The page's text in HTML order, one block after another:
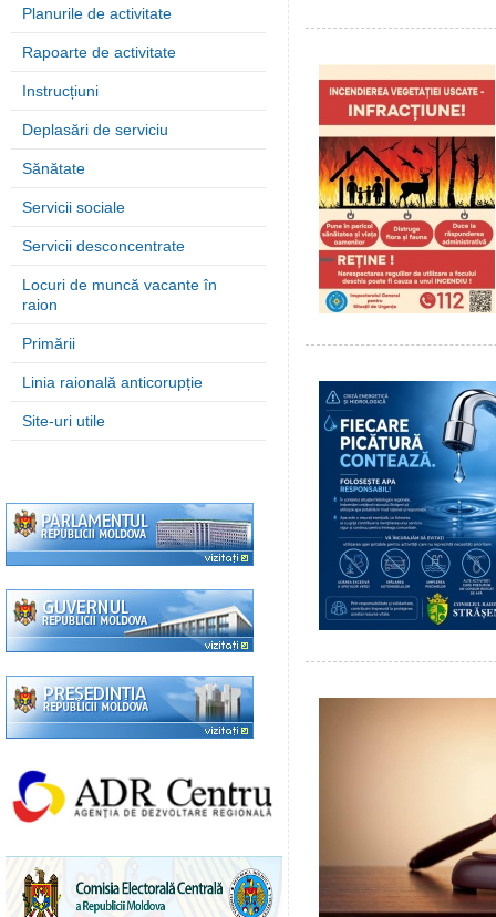
Planurile de activitate
Rapoarte de activitate
Instrucțiuni
Deplasări de serviciu
Sănătate
Servicii sociale
Servicii desconcentrate
Locuri de muncă vacante în
raion
Primării
Linia raională anticorupție
Site-uri utile